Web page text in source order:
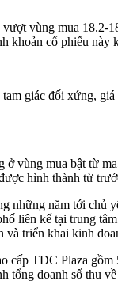
vùng mua 18.2-
khoản cổ phiếu này
giác đối xứng,
vùng mua bật từ
hình thành từ
những năm tới chủ
liên kế tại trung
triển khai kinh
cấp TDC Plaza
tổng doanh số thu